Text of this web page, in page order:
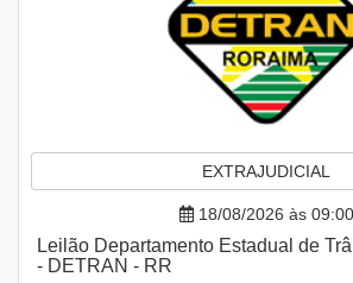
EXTRAJUDICIAL
18/08/2026 às 09:00
Leilão Departamento Estadual de
- DETRAN - RR